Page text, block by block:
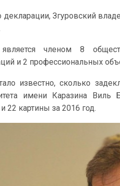
декларации, Згуровский
членом 8
и 2 профессиональных
известно, сколько
имени Каразина
22 картины за 2016 год.